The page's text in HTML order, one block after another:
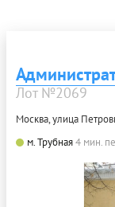
Лот №2069
Москва, улица
м. Трубная4 мин.